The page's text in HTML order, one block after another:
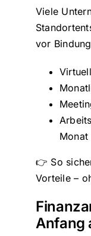
Viele
vor
👉 So
Vorteile –
Anfang